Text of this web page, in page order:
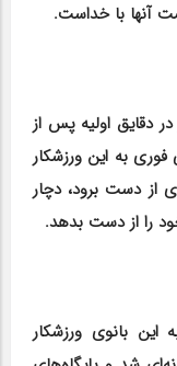
آنها با خداست.
دقایق اولیه پس از
به این ورزشکار
از دست برود، دچار
را از دست بدهد.
این بانوی ورزشکار